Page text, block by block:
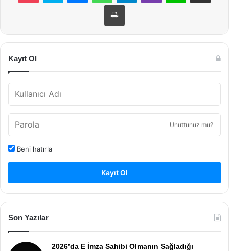
Yazdır
Kayıt Ol
Unuttunuz mu?
Beni hatırla
Kayıt Ol
Son Yazılar
2026’da E İmza Sahibi Olmanın Sağladığı